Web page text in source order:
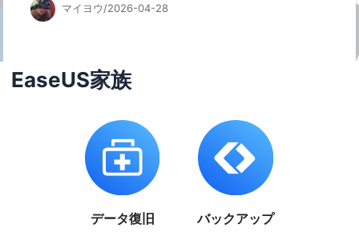
マイヨウ/2026-04-28
EaseUS家族
データ復旧 バックアップ